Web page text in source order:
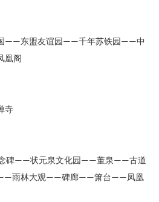
——东盟友谊园 ——千年苏铁园 ——中
凰阁
寺
碑——状元泉文化园 ——董泉 ——古道
雨林大观——碑廊——箫台—— 凤凰